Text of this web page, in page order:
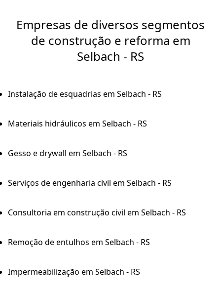
Empresas de diversos segmentos
de construção e reforma em
Selbach - RS
Instalação de esquadrias em Selbach - RS
Materiais hidráulicos em Selbach - RS
Gesso e drywall em Selbach - RS
Serviços de engenharia civil em Selbach - RS
Consultoria em construção civil em Selbach - RS
Remoção de entulhos em Selbach - RS
Impermeabilização em Selbach - RS